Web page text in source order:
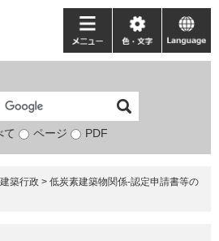
検
象
て ページ PDF
メ
ニ
ー
色・
文
language
築行政 > 低炭素建築物関係-認定申請書等の